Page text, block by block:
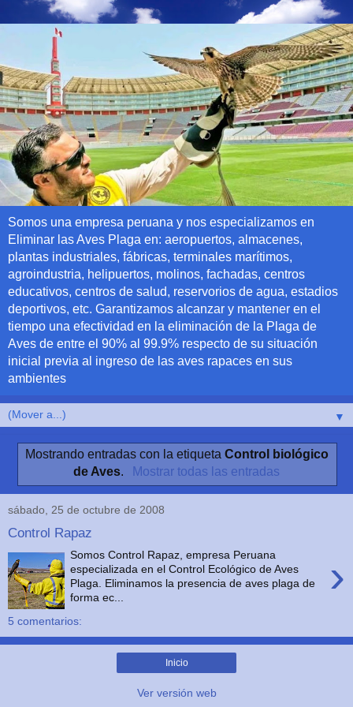
Somos una empresa peruana y nos especializamos en
Eliminar las Aves Plaga en: aeropuertos, almacenes,
plantas industriales, fábricas, terminales marítimos,
agroindustria, helipuertos, molinos, fachadas, centros
educativos, centros de salud, reservorios de agua, estadios
deportivos, etc. Garantizamos alcanzar y mantener en el
tiempo una efectividad en la eliminación de la Plaga de
Aves de entre el 90% al 99.9% respecto de su situación
inicial previa al ingreso de las aves rapaces en sus
ambientes
▼
Mostrando entradas con la etiqueta Control biológico
de Aves. Mostrar todas las entradas
sábado, 25 de octubre de 2008
Control Rapaz
›
Somos Control Rapaz, empresa Peruana
especializada en el Control Ecológico de Aves
Plaga. Eliminamos la presencia de aves plaga de
forma ec...
5 comentarios:
Inicio
Ver versión web